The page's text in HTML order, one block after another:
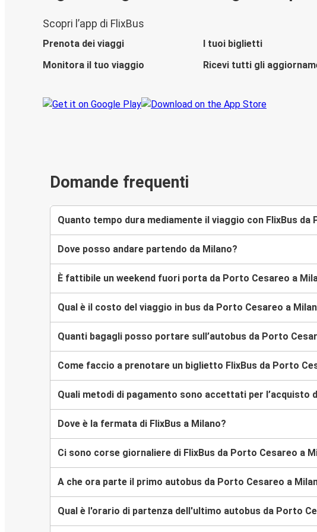
Scopri l’app di FlixBus
Prenota dei viaggi
I tuoi biglietti
Monitora il tuo viaggio
Ricevi tutti gli
Domande frequenti
Quanto tempo dura mediamente il viaggio con FlixBus da
Dove posso andare partendo da Milano?
È fattibile un weekend fuori porta da Porto Cesareo a
Qual è il costo del viaggio in bus da Porto Cesareo a
Quanti bagagli posso portare sull’autobus da Porto
Come faccio a prenotare un biglietto FlixBus da Porto
Quali metodi di pagamento sono accettati per l’acquisto
Dove è la fermata di FlixBus a Milano?
Ci sono corse giornaliere di FlixBus da Porto Cesareo a
A che ora parte il primo autobus da Porto Cesareo a
Qual è l'orario di partenza dell'ultimo autobus da Porto